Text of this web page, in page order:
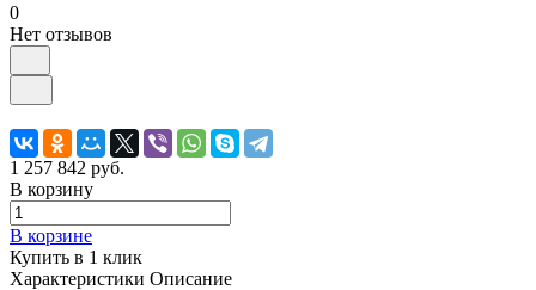
0
Нет отзывов
1 257 842 руб.
В корзину
В корзине
Купить в 1 клик
Характеристики Описание